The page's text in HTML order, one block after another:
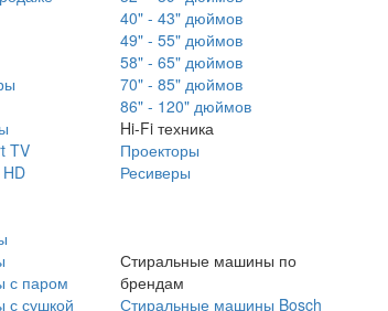
TV
40" - 43" дюймов
49" - 55" дюймов
58" - 65" дюймов
70" - 85" дюймов
86" - 120" дюймов
Hi-Fi техника
Проекторы
Ресиверы
с паром
сушкой
Стиральные машины по
брендам
Стиральные машины Bosch